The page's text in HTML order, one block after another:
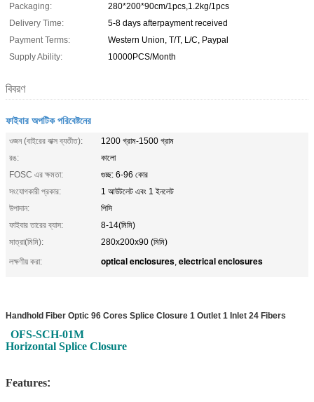
Packaging:
280*200*90cm/1pcs,1.2kg/1pcs
Delivery Time:
5-8 days afterpayment received
Payment Terms:
Western Union, T/T, L/C, Paypal
Supply Ability:
10000PCS/Month
বিবরণ
ফাইবার অপটিক পরিবেষ্টনের
ওজন (বাইরের বাক্স ব্যতীত):
1200 গ্রাম-1500 গ্রাম
রঙ:
কালো
FOSC এর ক্ষমতা:
গুচ্ছ: 6-96 কোর
সংযোগকারী প্রকার:
1 আউটলেট এবং 1 ইনলেট
উপাদান:
পিসি
ফাইবার তারের ব্যাস:
8-14(মিমি)
মাত্রা(মিমি):
280x200x90 (মিমি)
লক্ষণীয় করা:
optical enclosures, electrical enclosures
Handhold Fiber Optic 96 Cores Splice Closure 1 Outlet 1 Inlet 24 Fibers
OFS-SCH-01M
Horizontal Splice Closure
Features: